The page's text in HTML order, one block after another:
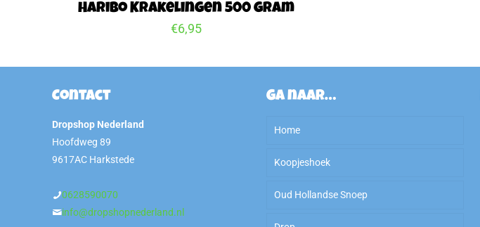
Haribo Krakelingen 500 gram
€6,95
Contact
Dropshop Nederland
Hoofdweg 89
9617AC Harkstede
0628590070
info@dropshopnederland.nl
Ga naar…
Home
Koopjeshoek
Sale
Oud Hollandse Snoep